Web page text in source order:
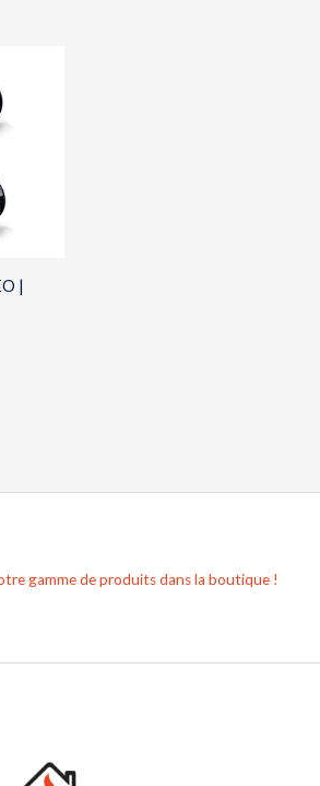
|
gamme de produits dans la boutique !